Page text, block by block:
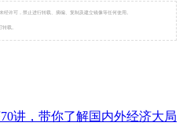
许可，禁止进行转载、摘编、复制及建立镜像等任何使用。
转载。
讲，带你了解国内外经济大局